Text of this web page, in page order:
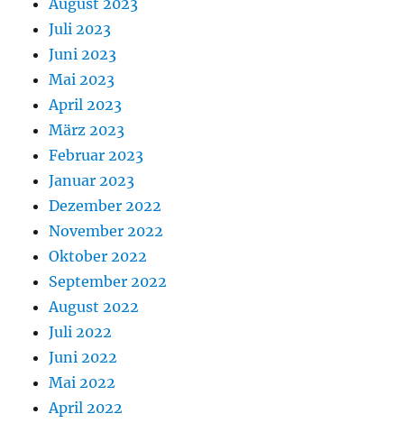
August 2023
Juli 2023
Juni 2023
Mai 2023
April 2023
März 2023
Februar 2023
Januar 2023
Dezember 2022
November 2022
Oktober 2022
September 2022
August 2022
Juli 2022
Juni 2022
Mai 2022
April 2022